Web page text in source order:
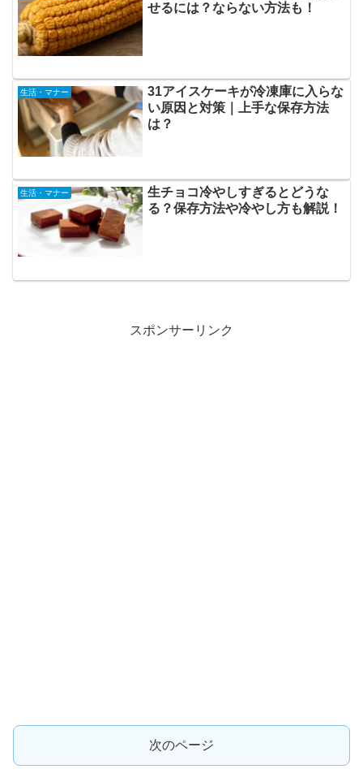
せるには？ならない方法も！
生活・マナー
31アイスケーキが冷凍庫に入らな
い原因と対策｜上手な保存方法
は？
生活・マナー
生チョコ冷やしすぎるとどうな
る？保存方法や冷やし方も解説！
スポンサーリンク
次のページ